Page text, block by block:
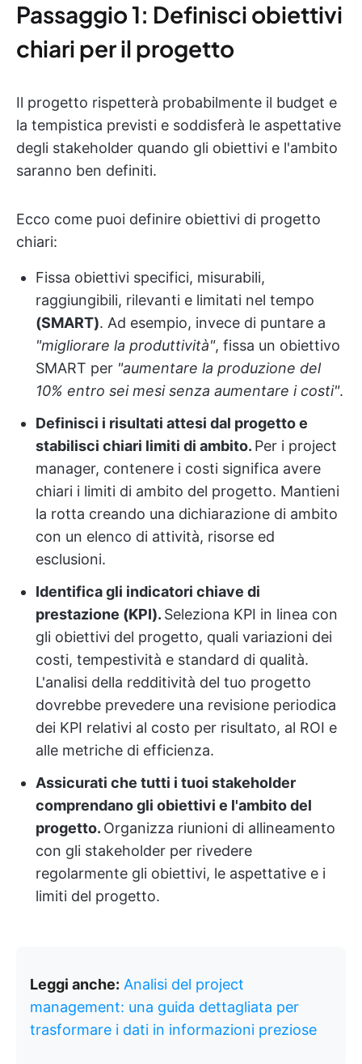
Passaggio 1: Definisci obiettivi
chiari per il progetto
Il progetto rispetterà probabilmente il budget e
la tempistica previsti e soddisferà le aspettative
degli stakeholder quando gli obiettivi e l'ambito
saranno ben definiti.
Ecco come puoi definire obiettivi di progetto
chiari:
Fissa obiettivi specifici, misurabili,
raggiungibili, rilevanti e limitati nel tempo
(SMART). Ad esempio, invece di puntare a
"migliorare la produttività", fissa un obiettivo
SMART per "aumentare la produzione del
10% entro sei mesi senza aumentare i costi".
Definisci i risultati attesi dal progetto e
stabilisci chiari limiti di ambito. Per i project
manager, contenere i costi significa avere
chiari i limiti di ambito del progetto. Mantieni
la rotta creando una dichiarazione di ambito
con un elenco di attività, risorse ed
esclusioni.
Identifica gli indicatori chiave di
prestazione (KPI). Seleziona KPI in linea con
gli obiettivi del progetto, quali variazioni dei
costi, tempestività e standard di qualità.
L'analisi della redditività del tuo progetto
dovrebbe prevedere una revisione periodica
dei KPI relativi al costo per risultato, al ROI e
alle metriche di efficienza.
Assicurati che tutti i tuoi stakeholder
comprendano gli obiettivi e l'ambito del
progetto. Organizza riunioni di allineamento
con gli stakeholder per rivedere
regolarmente gli obiettivi, le aspettative e i
limiti del progetto.
Leggi anche: Analisi del project
management: una guida dettagliata per
trasformare i dati in informazioni preziose